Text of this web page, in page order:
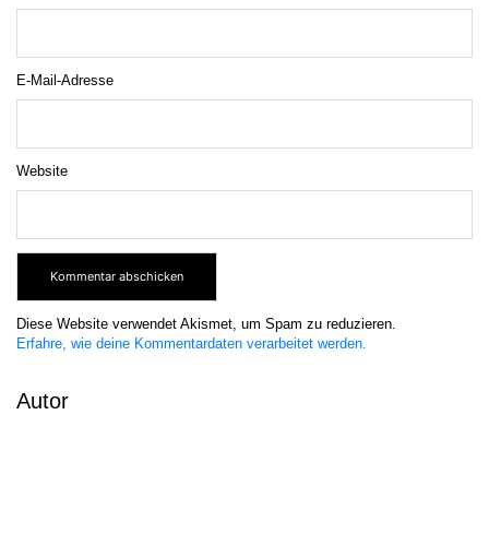
E-Mail-Adresse
Website
Diese Website verwendet Akismet, um Spam zu reduzieren.
Erfahre, wie deine Kommentardaten verarbeitet werden.
Autor